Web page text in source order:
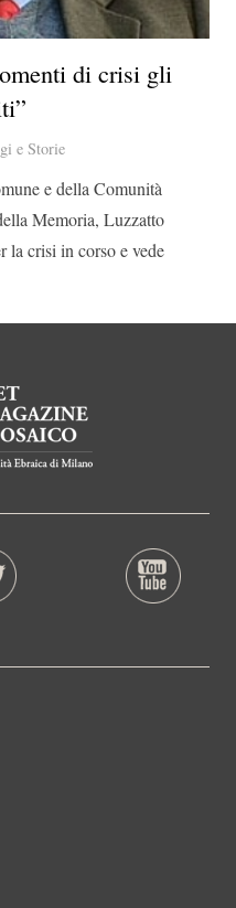
di crisi gli
e Storie
e della Comunità
Memoria, Luzzatto
la crisi in corso e vede